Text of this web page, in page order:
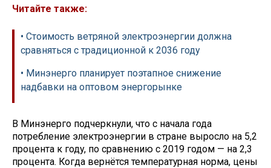
Читайте также:
• Стоимость ветряной электроэнергии должна
сравняться с традиционной к 2036 году
• Минэнерго планирует поэтапное снижение
надбавки на оптовом энергорынке
В Минэнерго подчеркнули, что с начала года
потребление электроэнергии в стране выросло на 5,2
процента к году, по сравнению с 2019 годом — на 2,3
процента. Когда вернётся температурная норма, цены